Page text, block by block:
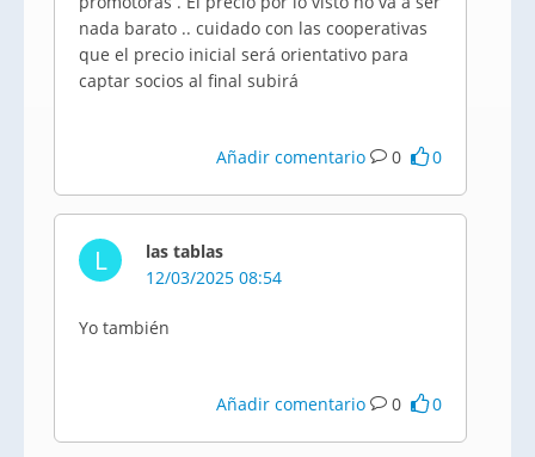
nada barato .. cuidado con las cooperativas
que el precio inicial será orientativo para
captar socios al final subirá
Añadir comentario 0 0
L
las tablas
12/03/2025 08:54
Yo también
Añadir comentario 0 0